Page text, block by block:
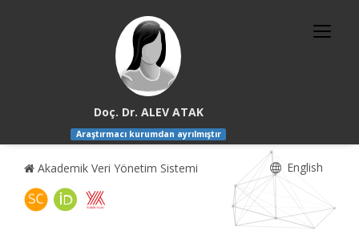
Doç. Dr. ALEV ATAK
Araştırmacı kurumdan ayrılmıştır
Akademik Veri Yönetim Sistemi English